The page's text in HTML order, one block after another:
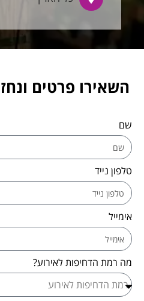
השאירו פרטים
שם
טלפון נייד
אימייל
מה רמת הדחיפות לאירוע?